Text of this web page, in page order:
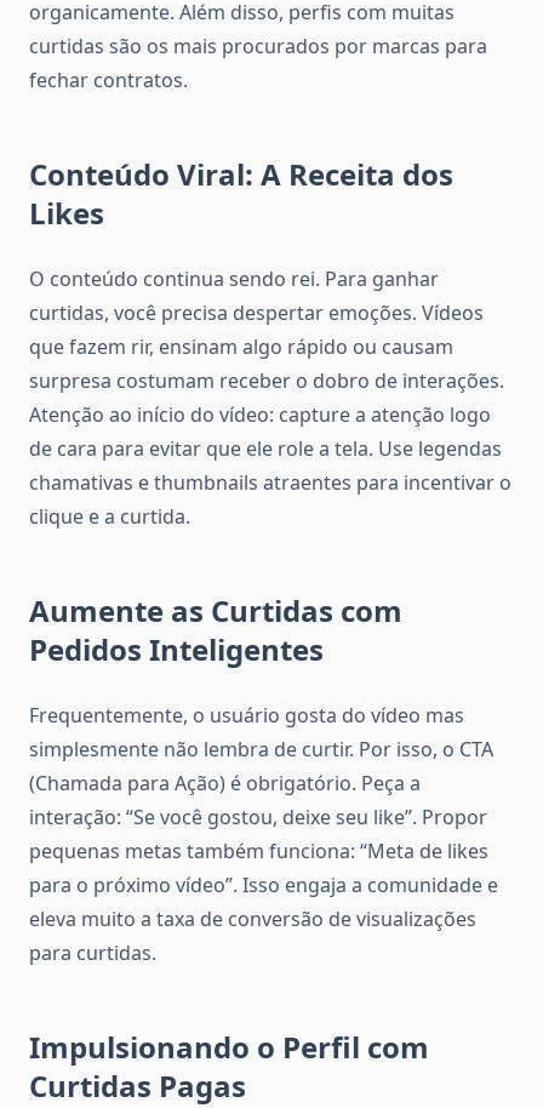
organicamente. Além disso, perfis com muitas
curtidas são os mais procurados por marcas para
fechar contratos.
Conteúdo Viral: A Receita dos
Likes
O conteúdo continua sendo rei. Para ganhar
curtidas, você precisa despertar emoções. Vídeos
que fazem rir, ensinam algo rápido ou causam
surpresa costumam receber o dobro de interações.
Atenção ao início do vídeo: capture a atenção logo
de cara para evitar que ele role a tela. Use legendas
chamativas e thumbnails atraentes para incentivar o
clique e a curtida.
Aumente as Curtidas com
Pedidos Inteligentes
Frequentemente, o usuário gosta do vídeo mas
simplesmente não lembra de curtir. Por isso, o CTA
(Chamada para Ação) é obrigatório. Peça a
interação: “Se você gostou, deixe seu like”. Propor
pequenas metas também funciona: “Meta de likes
para o próximo vídeo”. Isso engaja a comunidade e
eleva muito a taxa de conversão de visualizações
para curtidas.
Impulsionando o Perfil com
Curtidas Pagas